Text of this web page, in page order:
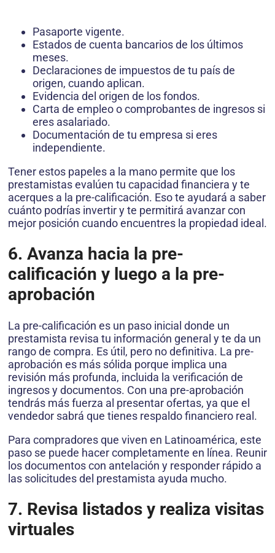
Pasaporte vigente.
Estados de cuenta bancarios de los últimos
meses.
Declaraciones de impuestos de tu país de
origen, cuando aplican.
Evidencia del origen de los fondos.
Carta de empleo o comprobantes de ingresos si
eres asalariado.
Documentación de tu empresa si eres
independiente.
Tener estos papeles a la mano permite que los
prestamistas evalúen tu capacidad financiera y te
acerques a la pre-calificación. Eso te ayudará a saber
cuánto podrías invertir y te permitirá avanzar con
mejor posición cuando encuentres la propiedad ideal.
6. Avanza hacia la pre-
calificación y luego a la pre-
aprobación
La pre-calificación es un paso inicial donde un
prestamista revisa tu información general y te da un
rango de compra. Es útil, pero no definitiva. La pre-
aprobación es más sólida porque implica una
revisión más profunda, incluida la verificación de
ingresos y documentos. Con una pre-aprobación
tendrás más fuerza al presentar ofertas, ya que el
vendedor sabrá que tienes respaldo financiero real.
Para compradores que viven en Latinoamérica, este
paso se puede hacer completamente en línea. Reunir
los documentos con antelación y responder rápido a
las solicitudes del prestamista ayuda mucho.
7. Revisa listados y realiza visitas
virtuales